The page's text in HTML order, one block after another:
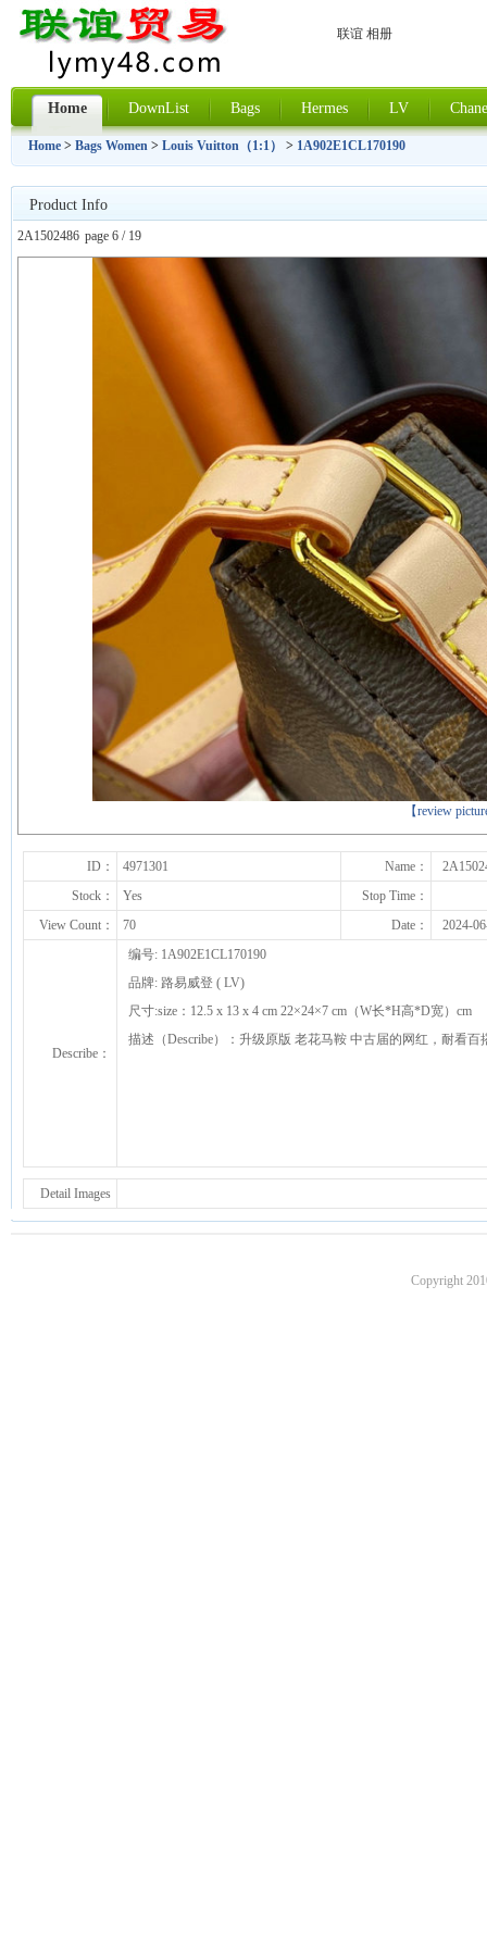
联谊 相册
Home DownList Bags Hermes LV
Home > Bags Women > Louis Vuitton（1:1） > 1A902E1CL170190
Product Info
2A1502486 page 6 / 19
【review
下一张
ID： 4971301 Name：
Stock：
Yes
Stop Time：
View Count：
70 Date： 2024-
Describe：
编号: 1A902E1CL170190
品牌: 路易威登 ( LV)
尺寸:size：12.5 x 13 x 4 cm 22×24×7 cm（W长*H高*D宽）cm
描述（Describe）：升级原版 老花马鞍 中古届的网红，耐看
Detail Images
Copyright